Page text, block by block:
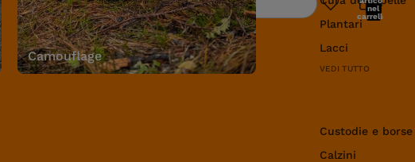
Camouflage
Plantari
Lacci
VEDI TUTTO
Custodie e
Calzini
Ricerca
nel
carrello: